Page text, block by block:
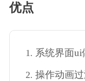
优点
系统界面ui
操作动画